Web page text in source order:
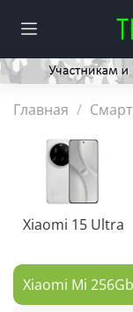
Главная
Xiaomi 15 Ultra
Xiaomi Mi 256Gb